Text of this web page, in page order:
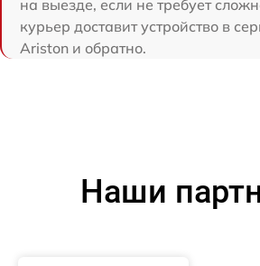
на выезде, если не требует
курьер доставит устройство в
Ariston и обратно.
Наши